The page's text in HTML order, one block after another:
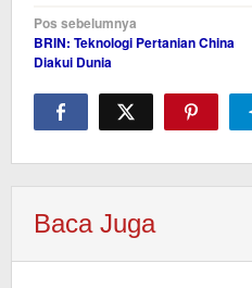
Navigasi
pos
Pos sebelumnya
BRIN: Teknologi Pertanian China
Diakui Dunia
Baca Juga